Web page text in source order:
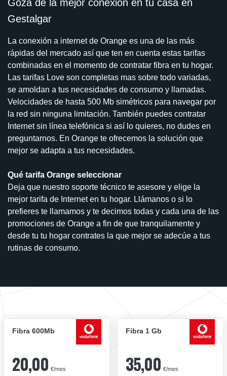
Goza de la mejor conexión en tu casa en
Gestalgar
La conexión a internet de Orange es una de las más
rápidas del mercado así que ten en cuenta estas tarifas
combinadas en el momento de contratar fibra en tu hogar.
Las tarifas Love son completas mas sobre todo variadas,
se amoldan a tus necesidades de consumo y llamadas.
Velocidades de hasta 500 Mb simétricos para navegar por
la red sin ninguna limitación. También puedes contratar
Internet sin línea telefónica si así lo quieres, no dudes en
preguntarnos. En Orange te ofrecemos la solución que
mejor se adapta a tus necesidades.
Qué tarifa Orange seleccionar
Deja que nuestro soporte técnico te asesore y elige la
mejor tarifa de Internet en tu hogar. Llámanos o si lo
prefieres te llamamos y te decimos todas y cada una de las
promociones de Orange a fin de que tranquilamente y
desde tu tu hogar contrates la que mejor se adecúe a tus
rutinas de consumo.
Fibra 600Mb
20,00 €/mes
Fibra 1 Gb
35,00 €/mes